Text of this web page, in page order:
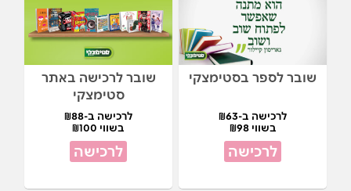
שובר לספר בסטימצקי
לרכישה ב-₪63
בשווי ₪98
לרכישה
שובר לרכישה באתר
סטימצקי
לרכישה ב-₪88
בשווי ₪100
לרכישה